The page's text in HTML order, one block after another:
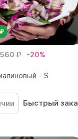
₽ -20%
- S
Быстрый